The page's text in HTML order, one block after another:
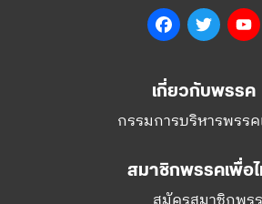
FacebookTwitter
เกี่ยวกับพรรค
กรรมการบริหารพรรค
สมาชิกพรรคเพื่อ